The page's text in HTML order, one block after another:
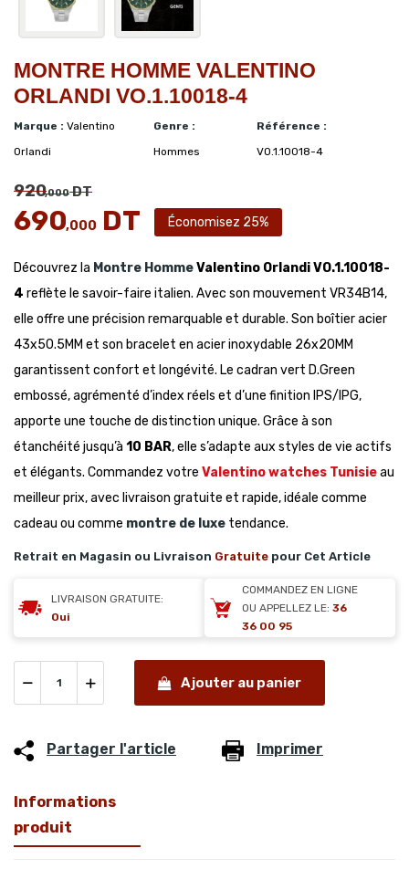
MONTRE HOMME VALENTINO
ORLANDI VO.1.10018-4
Marque : Valentino
Orlandi
Genre :
Hommes
Référence :
VO.1.10018-4
920,000DT
690,000 DT Économisez 25%
Découvrez la Montre HommeValentino Orlandi VO.1.10018-
4 reflète le savoir-faire italien. Avec son mouvement VR34B14,
elle offre une précision remarquable et durable. Son boîtier acier
43x50.5MM et son bracelet en acier inoxydable 26x20MM
garantissent confort et longévité. Le cadran vert D.Green
embossé, agrémenté d’index réels et d’une finition IPS/IPG,
apporte une touche de distinction unique. Grâce à son
étanchéité jusqu’à 10 BAR, elle s’adapte aux styles de vie actifs
et élégants. Commandez votre Valentino watches Tunisieau
meilleur prix, avec livraison gratuite et rapide, idéale comme
cadeau ou comme montre de luxe tendance.
Retrait en Magasin ou Livraison Gratuite pour Cet Article
LIVRAISON GRATUITE:
Oui
COMMANDEZ EN LIGNE
OU APPELLEZ LE: 36
36 00 95
Ajouter au panier
Partager l'article Imprimer
Informations
produit